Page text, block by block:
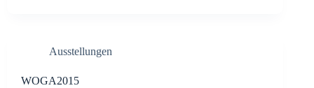
Ausstellungen
WOGA2015